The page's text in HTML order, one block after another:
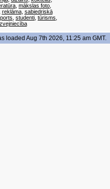
mākslas foto
reklāma, sabiedriskā
studenti tūrisms
zvejniecība
loaded Aug 7th 2026, 11:25 am GMT.